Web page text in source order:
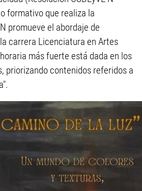
formativo que realiza la
promueve el abordaje de
carrera Licenciatura en Artes
más fuerte está dada en los
priorizando contenidos referidos a